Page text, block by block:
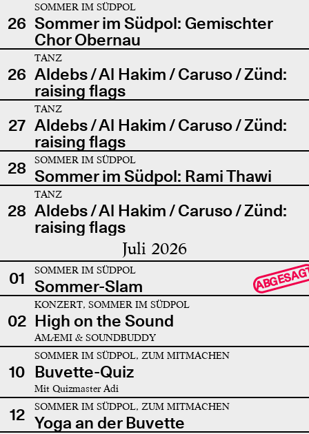
26
SOMMER IM SÜDPOL
Sommer im Südpol: Gemischter
Chor Obernau
26
TANZ
Aldebs / Al Hakim / Caruso / Zünd:
raising flags
27
TANZ
Aldebs / Al Hakim / Caruso / Zünd:
raising flags
28
SOMMER IM SÜDPOL
Sommer im Südpol: Rami Thawi
28
TANZ
Aldebs / Al Hakim / Caruso / Zünd:
raising flags
Juli 2026
01 SOMMER IM SÜDPOL
Sommer-Slam
02
KONZERT, SOMMER IM SÜDPOL
High on the Sound
AMÆMI & SOUNDBUDDY
10
SOMMER IM SÜDPOL, ZUM MITMACHEN
Buvette-Quiz
Mit Quizmaster Adi
12 SOMMER IM SÜDPOL, ZUM MITMACHEN
Yoga an der Buvette